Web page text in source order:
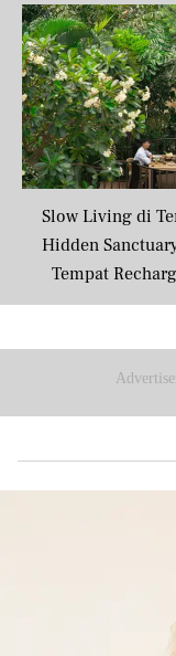
Slow Living di
Hidden
Tempat